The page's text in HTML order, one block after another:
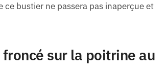
bustier ne passera pas inaperçue et
sur la poitrine au